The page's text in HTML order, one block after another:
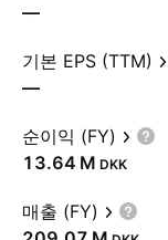
—
기본 EPS (TTM)
—
순이익 (FY)
‪13.64 M‬ DKK
매출 (FY)